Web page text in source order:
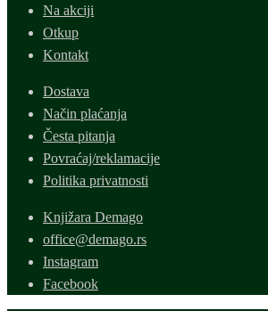
Na akciji
Otkup
Kontakt
Dostava
Način plaćanja
Česta pitanja
Povraćaj/reklamacije
Politika privatnosti
Knjižara Demago
office@demago.rs
Instagram
Facebook